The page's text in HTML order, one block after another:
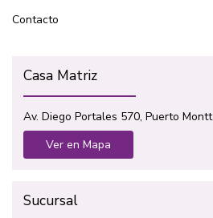
Contacto
Casa Matriz
Av. Diego Portales 570, Puerto Montt
Ver en Mapa
Sucursal